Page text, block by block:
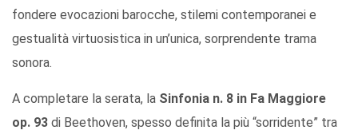
fondere evocazioni barocche, stilemi contemporanei e
gestualità virtuosistica in un’unica, sorprendente trama
sonora.
A completare la serata, la Sinfonia n. 8 in Fa Maggiore
op. 93 di Beethoven, spesso definita la più “sorridente” tra